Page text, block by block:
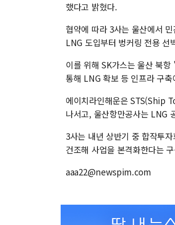
했다고 밝혔다.
협약에 따라 3사는 울산에서
LNG 도입부터 벙커링 전용 선
이를 위해 SK가스는 울산 북
통해 LNG 확보 등 인프라 구
에이치라인해운은 STS(Ship
나서고, 울산항만공사는 LNG
3사는 내년 상반기 중 합작투
건조해 사업을 본격화한다는
aaa22@newspim.com